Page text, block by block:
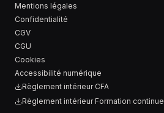
Mentions légales
Confidentialité
CGV
CGU
Cookies
Accessibilité numérique
Règlement intérieur CFA
Règlement intérieur Formation continue